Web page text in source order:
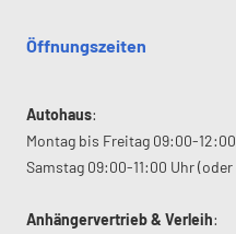
Öffnungszeiten
Autohaus:
Montag bis Freitag 09:00-
Samstag 09:00-11:00 Uhr
Anhängervertrieb & Verleih: